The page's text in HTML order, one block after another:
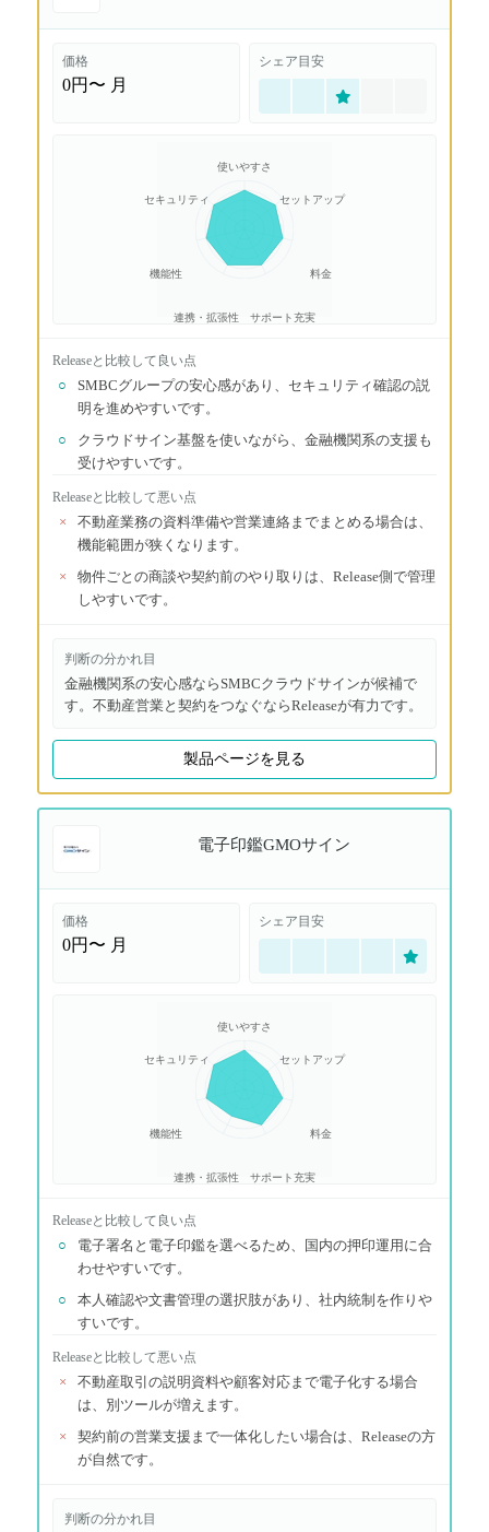
価格
0円〜 月
シェア目安
使いやすさ
セットアップ
料金
サポート充実
連携・拡張性
機能性
セキュリティ
Releaseと比較して良い点
○
SMBCグループの安心感があり、セキュリティ確認の説
明を進めやすいです。
○
クラウドサイン基盤を使いながら、金融機関系の支援も
受けやすいです。
Releaseと比較して悪い点
×
不動産業務の資料準備や営業連絡までまとめる場合は、
機能範囲が狭くなります。
×
物件ごとの商談や契約前のやり取りは、Release側で管理
しやすいです。
判断の分かれ目
金融機関系の安心感ならSMBCクラウドサインが候補で
す。不動産営業と契約をつなぐならReleaseが有力です。
製品ページを見る
電子印鑑GMOサイン
価格
0円〜 月
シェア目安
使いやすさ
セットアップ
料金
サポート充実
連携・拡張性
機能性
セキュリティ
Releaseと比較して良い点
○
電子署名と電子印鑑を選べるため、国内の押印運用に合
わせやすいです。
○
本人確認や文書管理の選択肢があり、社内統制を作りや
すいです。
Releaseと比較して悪い点
×
不動産取引の説明資料や顧客対応まで電子化する場合
は、別ツールが増えます。
×
契約前の営業支援まで一体化したい場合は、Releaseの方
が自然です。
判断の分かれ目